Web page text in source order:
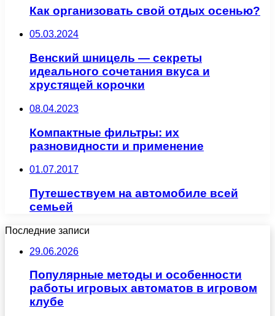
Как организовать свой отдых осенью?
05.03.2024
Венский шницель — секреты
идеального сочетания вкуса и
хрустящей корочки
08.04.2023
Компактные фильтры: их
разновидности и применение
01.07.2017
Путешествуем на автомобиле всей
семьей
Последние записи
29.06.2026
Популярные методы и особенности
работы игровых автоматов в игровом
клубе